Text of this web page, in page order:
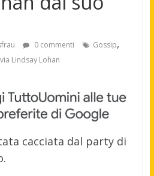
0 commenti Gossip,
Lindsay Lohan
cacciata dal party di